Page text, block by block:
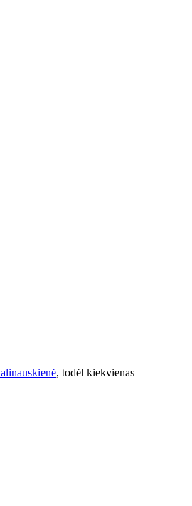
, todėl kiekvienas